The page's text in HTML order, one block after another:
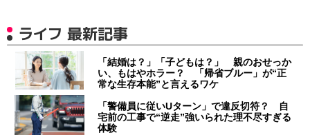
ライフ 最新記事
「結婚は？」「子どもは？」 親のおせっか
い、もはやホラー？ 「帰省ブルー」が“正
常な生存本能”と言えるワケ
「警備員に従いUターン」で違反切符？ 自
宅前の工事で“逆走”強いられた理不尽すぎる
体験